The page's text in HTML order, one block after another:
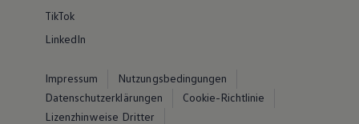
TikTok
LinkedIn
Impressum
Nutzungsbedingungen
Datenschutzerklärungen
Cookie-Richtlinie
Lizenzhinweise Dritter